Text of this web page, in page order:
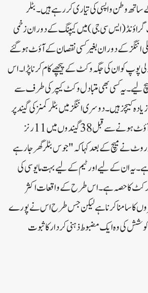
ساتھ وطن واپسی کی تیاری کر رہے ہیں۔بٹلر
(ایس سی جی) میں کیپنگ کے دوران زخمی
اننگز کے دوران بغیر کسی نقصان کے آؤٹ ہو گئے
کو ان کی جگہ وکٹ کے پیچھے کام کرنا پڑا۔ اس
لیے۔ یہ کسی بھی متبادل وکٹ کیپر کی طرف سے
کیچز ہیں۔ دوسری اننگز میں بٹلر کمنز کی گیند پر
آؤٹ ہو گئے۔ انہوں نے آؤٹ ہونے سے قبل 38 گیندوں میں 11 رنز
روٹ نے میچ کے بعد کہاکہ "جوس بٹلر گھر جا رہے
یہ ان کے لیے اور ٹیم کے لیے بہت مایوسی کی
کا حصہ ہے۔ اس طرح کے واقعات اکثر
کا سامنا کرنا ہے لیکن جس طرح اس نے پورے
کوشش کی وہ ایک مضبوط ذہنی کردار کا ثبوت